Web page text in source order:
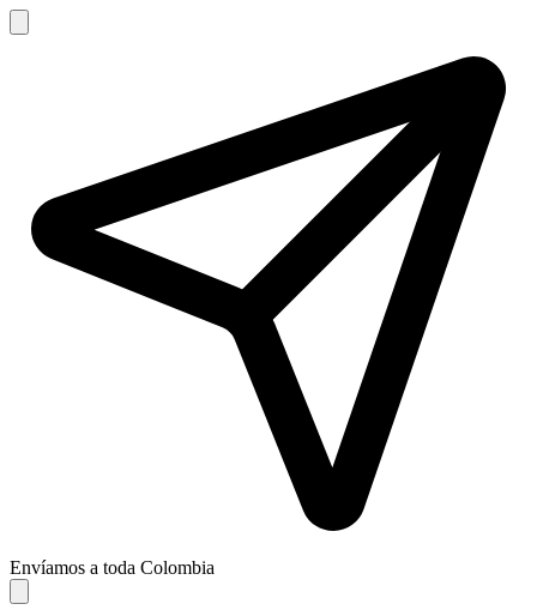
Envíamos a toda Colombia